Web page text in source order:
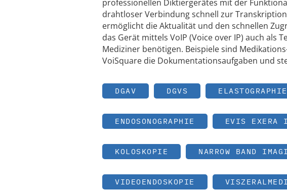
professionellen Diktiergerätes mit der
drahtloser Verbindung schnell zur
ermöglicht die Aktualität und den schnellen
das Gerät mittels VoIP (Voice over IP) auch als
Mediziner benötigen. Beispiele sind
VoiSquare die Dokumentationsaufgaben und
DGAV DGVS ELASTOGRAPHIE
ENDOSONOGRAPHIE EVIS
KOLOSKOPIE NARROW BAND
VIDEOENDOSKOPIE